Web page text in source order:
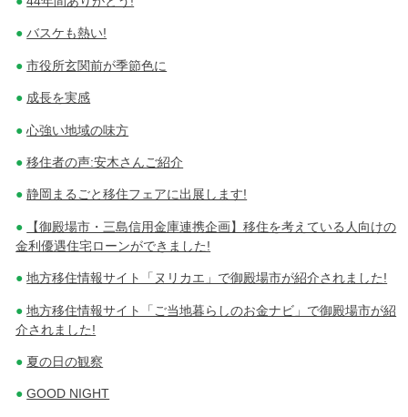
バスケも熱い!
市役所玄関前が季節色に
成長を実感
心強い地域の味方
移住者の声:安木さんご紹介
静岡まるごと移住フェアに出展します!
【御殿場市・三島信用金庫連携企画】移住を考えている人向けの
金利優遇住宅ローンができました!
地方移住情報サイト「ヌリカエ」で御殿場市が紹介されました!
地方移住情報サイト「ご当地暮らしのお金ナビ」で御殿場市が紹
介されました!
夏の日の観察
GOOD NIGHT